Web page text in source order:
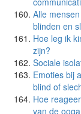
Alle
blinden en
Hoe leg ik
zijn?
Sociale
Emoties bij
blind of
Hoe
van de